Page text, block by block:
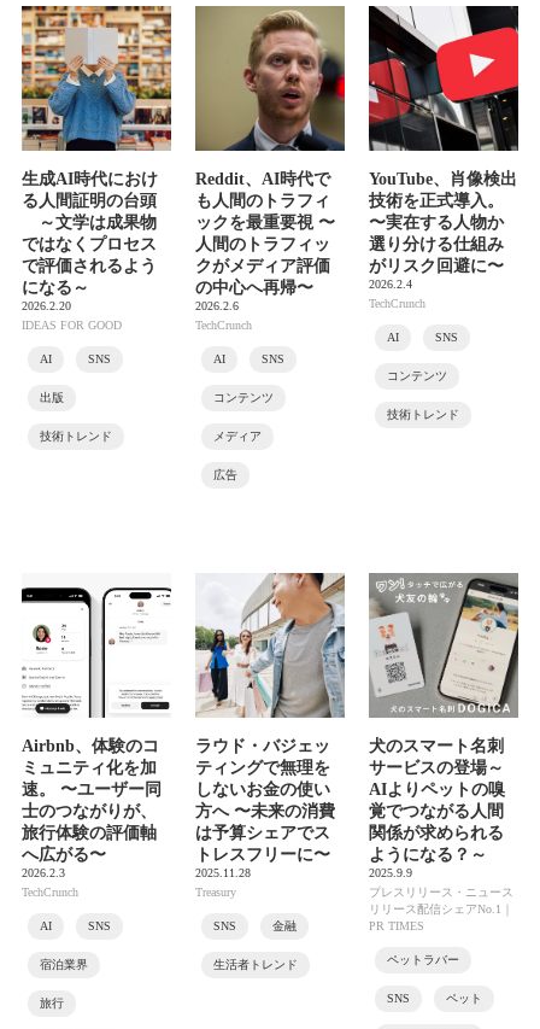
生成AI時代におけ
る人間証明の台頭
～文学は成果物
ではなくプロセス
で評価されるよう
になる～
2026.2.20
IDEAS FOR GOOD
AI SNS
出版
技術トレンド
Reddit、AI時代で
も人間のトラフィ
ックを最重要視 〜
人間のトラフィッ
クがメディア評価
の中心へ再帰〜
2026.2.6
TechCrunch
AI SNS
コンテンツ
メディア
広告
YouTube、肖像検出
技術を正式導入。
〜実在する人物か
選り分ける仕組み
がリスク回避に〜
2026.2.4
TechCrunch
AI SNS
コンテンツ
技術トレンド
Airbnb、体験のコ
ミュニティ化を加
速。 〜ユーザー同
士のつながりが、
旅行体験の評価軸
へ広がる〜
2026.2.3
TechCrunch
AI SNS
宿泊業界
旅行
ラウド・バジェッ
ティングで無理を
しないお金の使い
方へ 〜未来の消費
は予算シェアでス
トレスフリーに〜
2025.11.28
Treasury
SNS 金融
生活者トレンド
犬のスマート名刺
サービスの登場～
AIよりペットの嗅
覚でつながる人間
関係が求められる
ようになる？～
2025.9.9
プレスリリース・ニュース
リリース配信シェアNo.1｜
PR TIMES
ペットラバー
SNS ペット